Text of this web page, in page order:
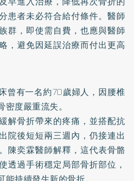
患者未必符合給付條件。醫師
群，即使需自費，也應與醫師
，避免因延誤治療而付出更高
曾有一名約70歲婦人，因腰椎
度嚴重流失。
解骨折帶來的疼痛，並搭配抗
院後短短兩三週內，仍接連出
陳奕霖醫師解釋，這代表骨骼
透過手術穩定局部骨折部位，